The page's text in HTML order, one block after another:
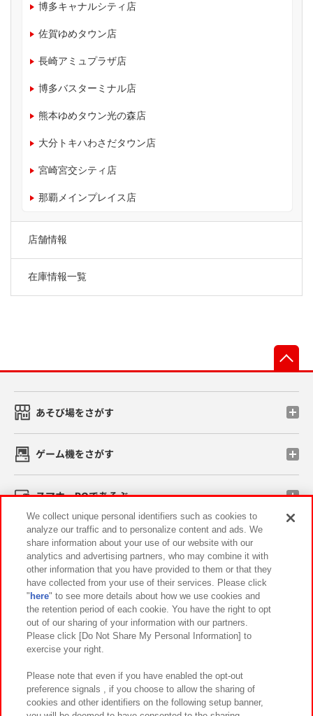
博多キャナルシティ店
佐賀ゆめタウン店
長崎アミュプラザ店
博多バスターミナル店
熊本ゆめタウン光の森店
大分トキハわさだタウン店
宮崎宮交シティ店
那覇メインプレイス店
店舗情報
在庫情報一覧
あそび場をさがす
ゲーム機をさがす
スマホ・PCであそぶ
イベント・キャンペーン
関連会社 サステナビリティ サイトポリシー
プライバシーポリシー ウェブアクセシビリティ方針と検証結果
お取引先さまとともに
カスタマーハラスメント対応方針 よくあるご質問・お問い合わせ
We collect unique personal identifiers such as cookies to
analyze our traffic and to personalize content and ads. We
share information about your use of our website with our
analytics and advertising partners, who may combine it with
other information that you have provided to them or that they
have collected from your use of their services. Please click
" here" to see more details about how we use cookies and
the retention period of each cookie. You have the right to opt
out of our sharing of your information with our partners.
Please click [Do Not Share My Personal Information] to
exercise your right.
Please note that even if you have enabled the opt-out
preference signals , if you choose to allow the sharing of
cookies and other identifiers on the following setup banner,